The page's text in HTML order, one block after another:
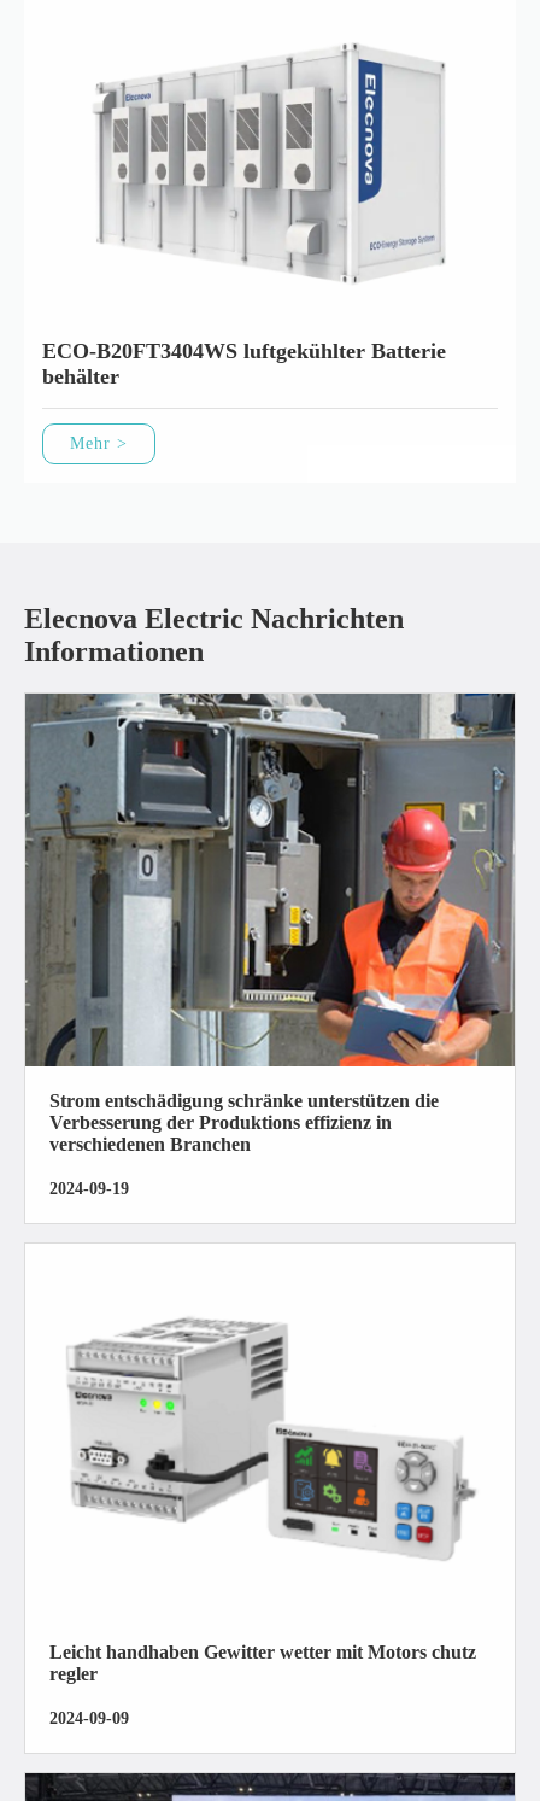
ECO-B20FT3404WS luftgekühlter Batterie
behälter
Mehr >
Elecnova Electric Nachrichten
Informationen
Strom entschädigung schränke unterstützen die
Verbesserung der Produktions effizienz in
verschiedenen Branchen
2024-09-19
Leicht handhaben Gewitter wetter mit Motors chutz
regler
2024-09-09